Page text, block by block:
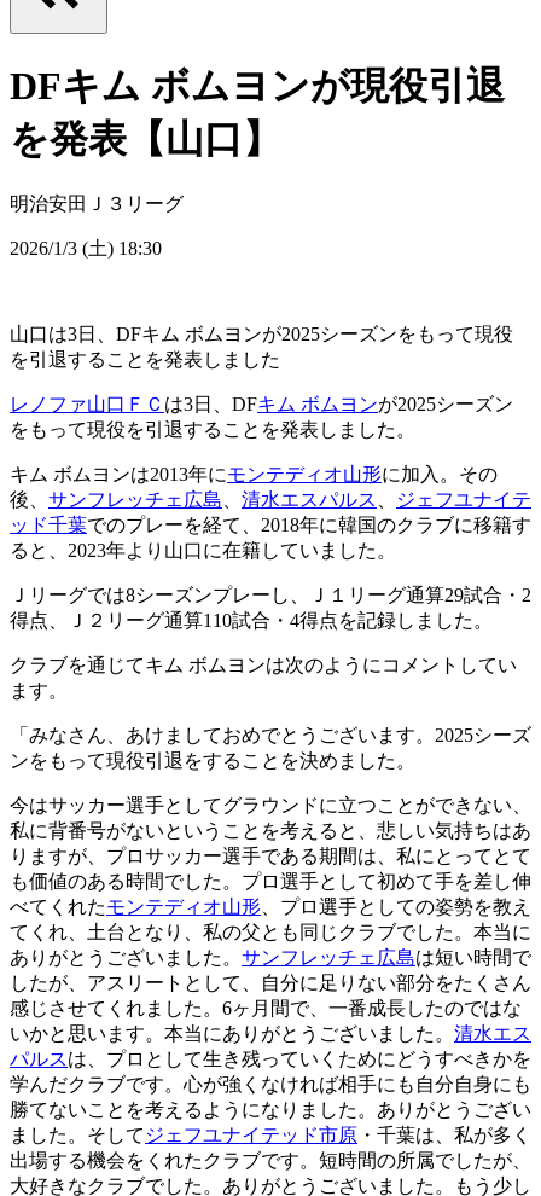
DFキム ボムヨンが現役引退
を発表【山口】
明治安田Ｊ３リーグ
2026/1/3 (土) 18:30
山口は3日、DFキム ボムヨンが2025シーズンをもって現役
を引退することを発表しました
レノファ山口ＦＣ は3日、DFキム ボムヨンが2025シーズン
をもって現役を引退することを発表しました。
キム ボムヨンは2013年にモンテディオ山形に加入。その
後、 サンフレッチェ広島 清水エスパルス
ジェフユナイテ
ッド千葉でのプレーを経て、2018年に韓国のクラブに移籍す
ると、2023年より山口に在籍していました。
Ｊリーグでは8シーズンプレーし、Ｊ１リーグ通算29試合・2
得点、Ｊ２リーグ通算110試合・4得点を記録しました。
クラブを通じてキム ボムヨンは次のようにコメントしてい
ます。
「みなさん、あけましておめでとうございます。2025シーズ
ンをもって現役引退をすることを決めました。
今はサッカー選手としてグラウンドに立つことができない、
私に背番号がないということを考えると、悲しい気持ちはあ
りますが、プロサッカー選手である期間は、私にとってとて
も価値のある時間でした。プロ選手として初めて手を差し伸
べてくれたモンテディオ山形 、プロ選手としての姿勢を教え
てくれ、土台となり、私の父とも同じクラブでした。本当に
ありがとうございました。 サンフレッチェ広島は短い時間で
したが、アスリートとして、自分に足りない部分をたくさん
感じさせてくれました。6ヶ月間で、一番成長したのではな
いかと思います。本当にありがとうございました。 清水エス
パルスは、プロとして生き残っていくためにどうすべきかを
学んだクラブです。心が強くなければ相手にも自分自身にも
勝てないことを考えるようになりました。ありがとうござい
ました。そして ジェフユナイテッド市原 ・千葉は、私が多く
出場する機会をくれたクラブです。短時間の所属でしたが、
大好きなクラブでした。ありがとうございました。もう少し